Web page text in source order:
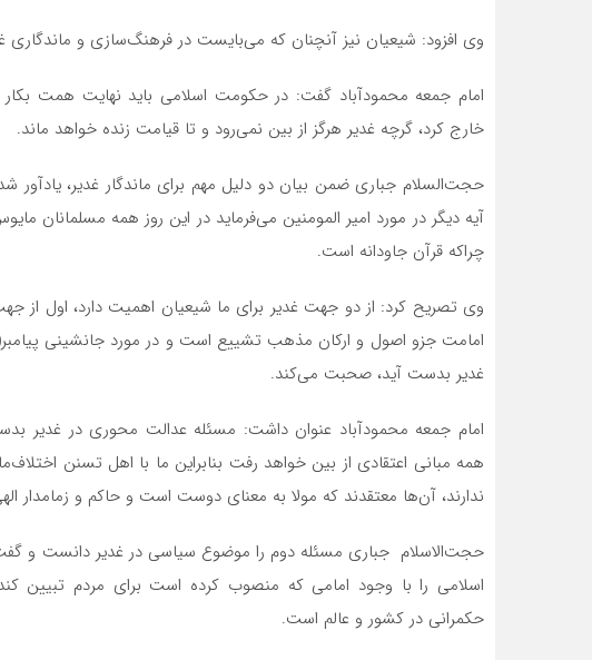
وی افزود: شیعیان نیز آنچنان که می‌بایست در فرهنگ‌سازی و ماندگاری
امام جمعه محمودآباد گفت: در حکومت اسلامی باید نهایت همت بکار
خارج کرد، گرچه غدیر هرگز از بین نمی‌رود و تا قیامت زنده خواهد ماند.
حجت‌السلام جباری ضمن بیان دو دلیل مهم برای ماندگار غدیر، یادآور
آیه دیگر در مورد امیر المومنین می‌فرماید در این روز همه مسلمانان
چراکه قرآن جاودانه است.
وی تصریح کرد: از دو جهت غدیر برای ما شیعیان اهمیت دارد، اول از
امامت جزو اصول و ارکان مذهب تشییع است و در مورد جانشینی
غدیر بدست آید، صحبت می‌کند.
امام جمعه محمودآباد عنوان داشت: مسئله عدالت محوری در غدیر
همه مبانی اعتقادی از بین خواهد رفت بنابراین ما با اهل تسنن
ندارند، آن‌ها معتقدند که مولا به معنای دوست است و حاکم و زمامدار
حجت‌الاسلام جباری مسئله دوم را موضوع سیاسی در غدیر دانست و
اسلامی را با وجود امامی که منصوب کرده است برای مردم تبیین
حکمرانی در کشور و عالم است.